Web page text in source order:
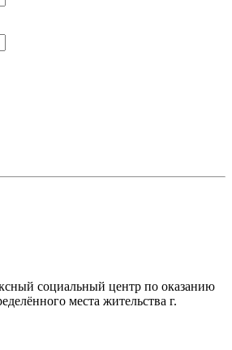
социальный центр по оказанию
места жительства г.